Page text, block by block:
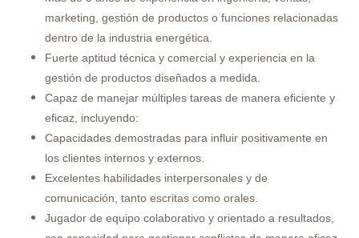
marketing, gestión de productos o funciones relacionadas
dentro de la industria energética.
Fuerte aptitud técnica y comercial y experiencia en la
gestión de productos diseñados a medida.
Capaz de manejar múltiples tareas de manera eficiente y
eficaz, incluyendo:
Capacidades demostradas para influir positivamente en
los clientes internos y externos.
Excelentes habilidades interpersonales y de
comunicación, tanto escritas como orales.
Jugador de equipo colaborativo y orientado a resultados,